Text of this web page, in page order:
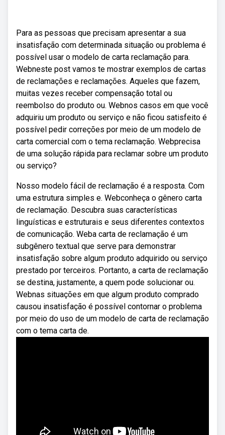
Para as pessoas que precisam apresentar a sua
insatisfação com determinada situação ou problema é
possível usar o modelo de carta reclamação para.
Webneste post vamos te mostrar exemplos de cartas
de reclamações e reclamações. Aqueles que fazem,
muitas vezes receber compensação total ou
reembolso do produto ou. Webnos casos em que você
adquiriu um produto ou serviço e não ficou satisfeito é
possível pedir correções por meio de um modelo de
carta comercial com o tema reclamação. Webprecisa
de uma solução rápida para reclamar sobre um produto
ou serviço?
Nosso modelo fácil de reclamação é a resposta. Com
uma estrutura simples e. Webconheça o gênero carta
de reclamação. Descubra suas características
linguísticas e estruturais e seus diferentes contextos
de comunicação. Weba carta de reclamação é um
subgênero textual que serve para demonstrar
insatisfação sobre algum produto adquirido ou serviço
prestado por terceiros. Portanto, a carta de reclamação
se destina, justamente, a quem pode solucionar ou.
Webnas situações em que algum produto comprado
causou insatisfação é possível contornar o problema
por meio do uso de um modelo de carta de reclamação
com o tema carta de.